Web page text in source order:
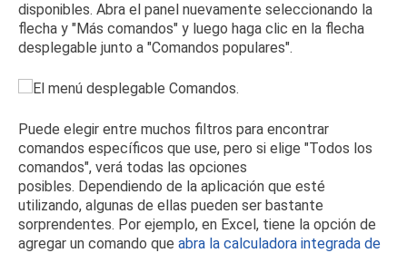
disponibles. Abra el panel nuevamente seleccionando la
flecha y "Más comandos" y luego haga clic en la flecha
desplegable junto a "Comandos populares".
Puede elegir entre muchos filtros para encontrar
comandos específicos que use, pero si elige "Todos los
comandos", verá todas las opciones
posibles. Dependiendo de la aplicación que esté
utilizando, algunas de ellas pueden ser bastante
sorprendentes. Por ejemplo, en Excel, tiene la opción de
agregar un comando que abra la calculadora integrada de